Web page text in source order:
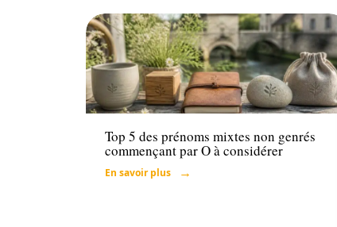
Famille
Top 5 des prénoms mixtes non genrés
commençant par O à considérer
En savoir plus